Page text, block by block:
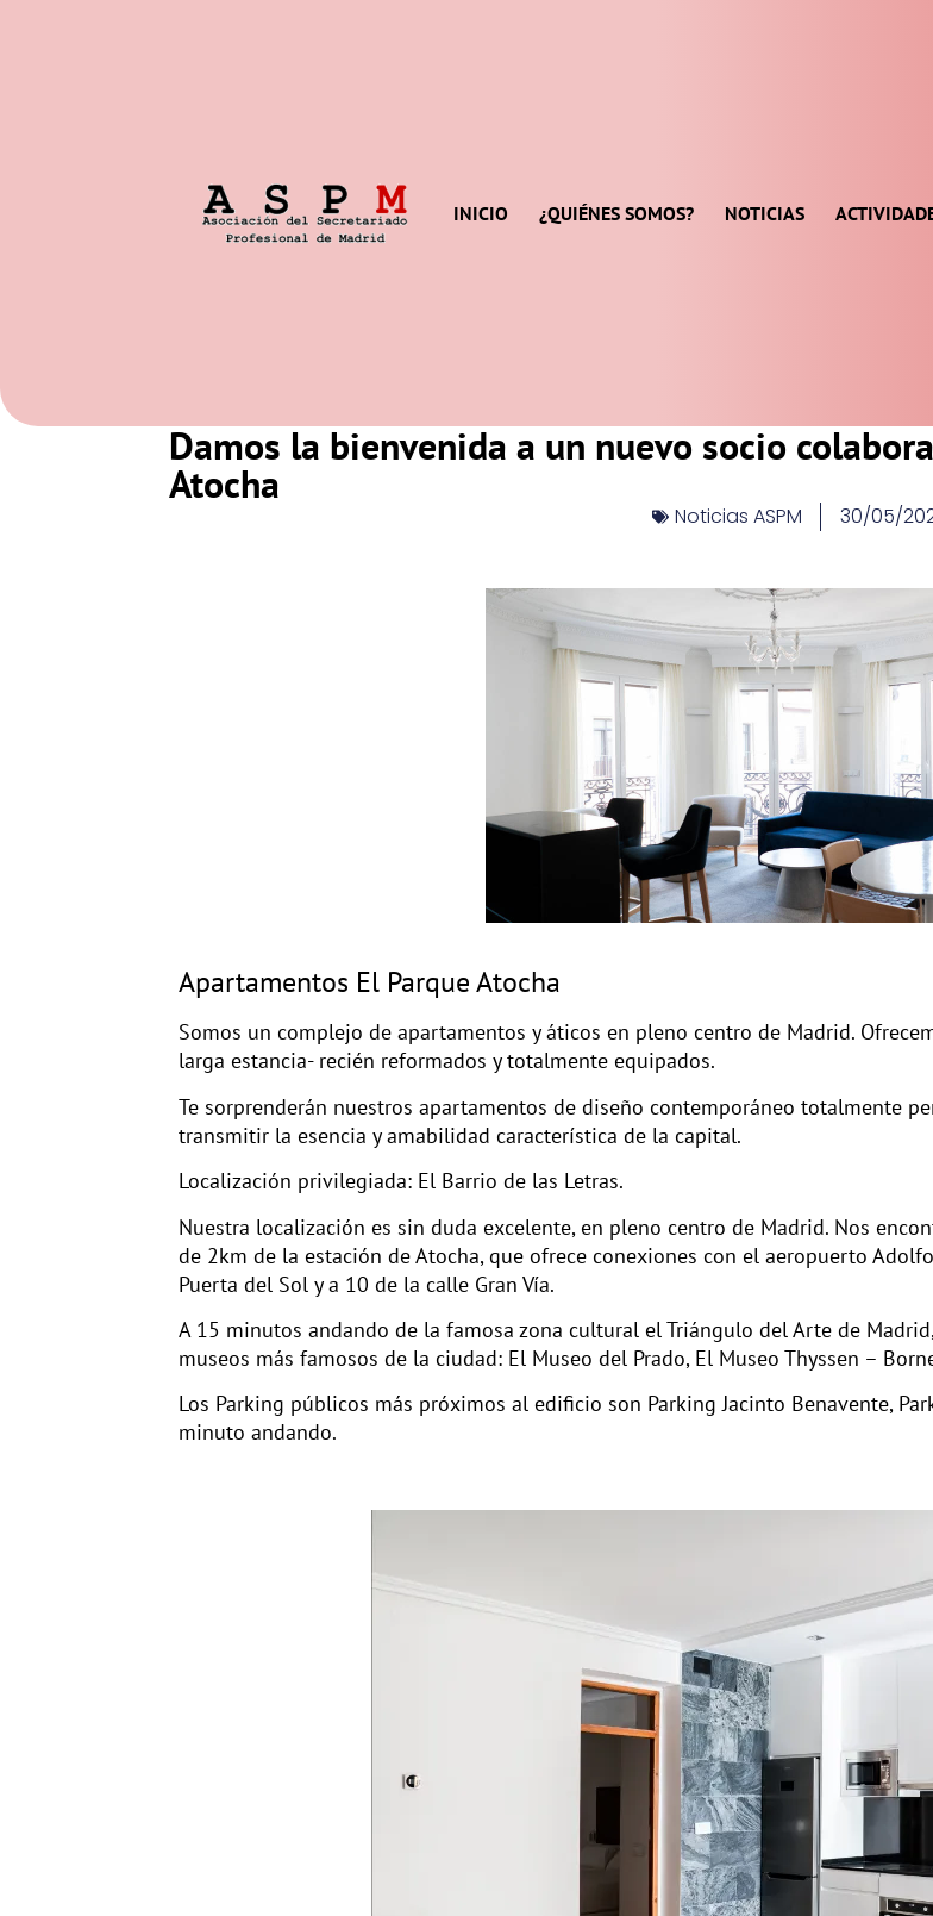
INICIO ¿QUIÉNES SOMOS? NOTICIAS
Damos la bienvenida a un nuevo socio
Atocha
Noticias ASPM 30/05/
Apartamentos El Parque Atocha
Somos un complejo de apartamentos y áticos en pleno centro de Madrid.
larga estancia- recién reformados y totalmente equipados.
Te sorprenderán nuestros apartamentos de diseño contemporáneo totalmente
transmitir la esencia y amabilidad característica de la capital.
Localización privilegiada: El Barrio de las Letras.
Nuestra localización es sin duda excelente, en pleno centro de Madrid. Nos
de 2km de la estación de Atocha, que ofrece conexiones con el aeropuerto
Puerta del Sol y a 10 de la calle Gran Vía.
A 15 minutos andando de la famosa zona cultural el Triángulo del Arte de
museos más famosos de la ciudad: El Museo del Prado, El Museo Thyssen –
Los Parking públicos más próximos al edificio son Parking Jacinto Benavente,
minuto andando.